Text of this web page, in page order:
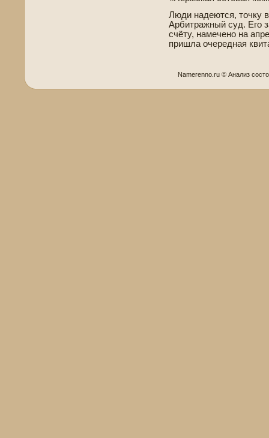
Люди наде­ются, точку
Арби­тражный суд. Его
счёту, намечено на
пришла очередная
Namerenno.ru © Анализ